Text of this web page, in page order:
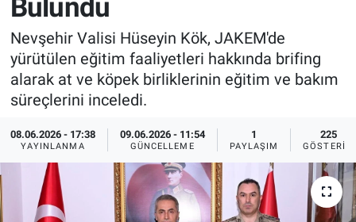
Bulundu
Nevşehir Valisi Hüseyin Kök, JAKEM'de
yürütülen eğitim faaliyetleri hakkında brifing
alarak at ve köpek birliklerinin eğitim ve bakım
süreçlerini inceledi.
08.06.2026 - 17:38
YAYINLANMA
09.06.2026 - 11:54
GÜNCELLEME
1
PAYLAŞIM
225
GÖSTERIM
Sağlık
Yerel
Genel
Asayiş
İlan - Duyuru- Mesaj
Türkiye Gündemi
Sizden Gelenler
Yaşam
Sağlık
İlan - Duyuru- Mesaj
Türkiye Gündemi
Sizden Gelenler